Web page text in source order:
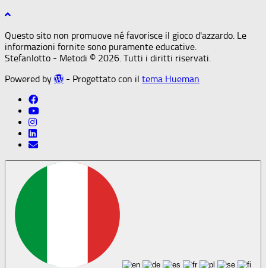
Questo sito non promuove né favorisce il gioco d'azzardo. Le
informazioni fornite sono puramente educative.
Stefanlotto - Metodi © 2026. Tutti i diritti riservati.
Powered by
- Progettato con il tema Hueman